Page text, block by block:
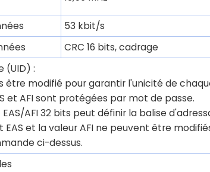
53 kbit/s
CRC 16 bits, cadrage
(UID) :
être modifié pour garantir l'unicité de
et AFI sont protégées par mot de passe.
AFI 32 bits peut définir la balise
et la valeur AFI ne peuvent être
ci-dessus.